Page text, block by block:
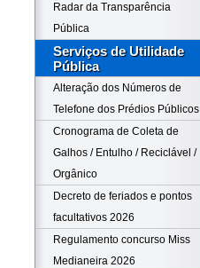
Radar da Transparência
Pública
Serviços de Utilidade
Pública
Alteração dos Números de
Telefone dos Prédios Públicos
Cronograma de Coleta de
Galhos / Entulho / Reciclável /
Orgânico
Decreto de feriados e pontos
facultativos 2026
Regulamento concurso Miss
Medianeira 2026